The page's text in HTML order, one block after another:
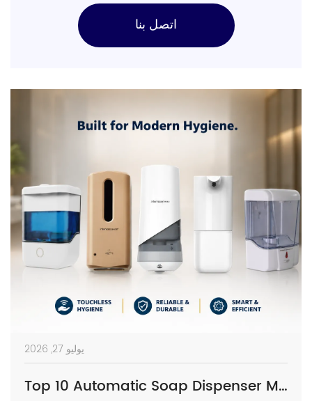
اتصل بنا
يوليو 27, 2026
Top 10 Automatic Soap Dispenser Manufacturers in China